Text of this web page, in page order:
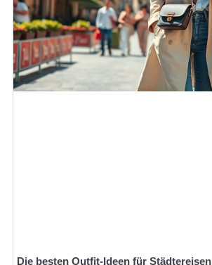
Die besten Outfit-Ideen für Städtereisen